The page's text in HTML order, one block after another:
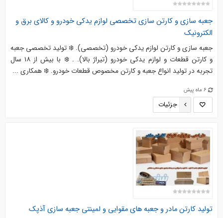
جعبه سازی و کارتن سازی تخصصی لوازم یدکی خودرو و کالای برق و
الکترونیک
جعبه سازی و کارتن لوازم یدکی خودرو (تخصصی). ❄️ تولید تخصصی جعبه
و کارتن قطعات و لوازم یدکی خودرو (تیراژ بالا). . ❄️ با بیش از ۱۸ سال
تجربه در تولید انواع جعبه و کارتن مخصوص قطعات خودرو. ❄️ همکاری ...
6 ماه پیش
جزئیات
تولید کارتن مادر و جعبه های مقوایی و لمینتی جعبه سازی آذپک